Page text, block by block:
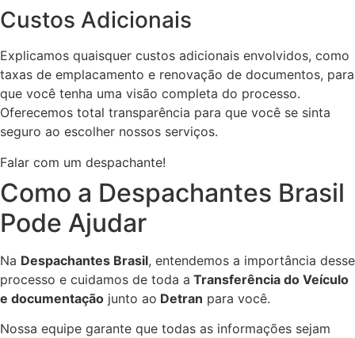
Custos Adicionais
Explicamos quaisquer custos adicionais envolvidos, como
taxas de emplacamento e renovação de documentos, para
que você tenha uma visão completa do processo.
Oferecemos total transparência para que você se sinta
seguro ao escolher nossos serviços.
Falar com um despachante!
Como a Despachantes Brasil
Pode Ajudar
Na Despachantes Brasil, entendemos a importância desse
processo e cuidamos de toda a Transferência do Veículo
e documentação junto ao Detran para você.
Nossa equipe garante que todas as informações sejam